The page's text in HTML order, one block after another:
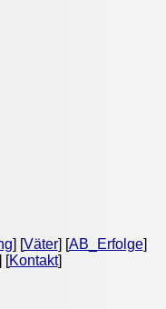
] [Väter] [AB_Erfolge]
[Kontakt]